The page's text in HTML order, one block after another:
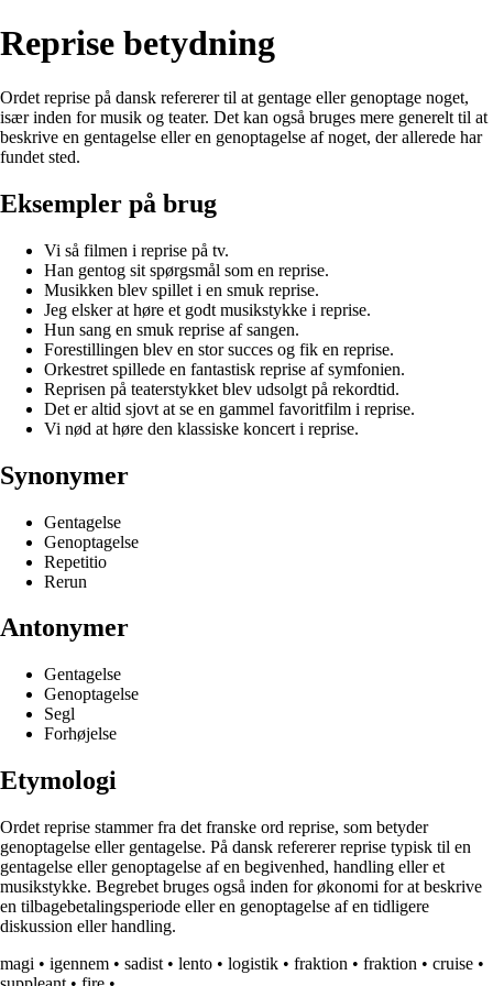
Reprise betydning
Ordet reprise på dansk refererer til at gentage eller genoptage noget,
især inden for musik og teater. Det kan også bruges mere generelt til at
beskrive en gentagelse eller en genoptagelse af noget, der allerede har
fundet sted.
Eksempler på brug
Vi så filmen i reprise på tv.
Han gentog sit spørgsmål som en reprise.
Musikken blev spillet i en smuk reprise.
Jeg elsker at høre et godt musikstykke i reprise.
Hun sang en smuk reprise af sangen.
Forestillingen blev en stor succes og fik en reprise.
Orkestret spillede en fantastisk reprise af symfonien.
Reprisen på teaterstykket blev udsolgt på rekordtid.
Det er altid sjovt at se en gammel favoritfilm i reprise.
Vi nød at høre den klassiske koncert i reprise.
Synonymer
Gentagelse
Genoptagelse
Repetitio
Rerun
Antonymer
Gentagelse
Genoptagelse
Segl
Forhøjelse
Etymologi
Ordet reprise stammer fra det franske ord reprise, som betyder
genoptagelse eller gentagelse. På dansk refererer reprise typisk til en
gentagelse eller genoptagelse af en begivenhed, handling eller et
musikstykke. Begrebet bruges også inden for økonomi for at beskrive
en tilbagebetalingsperiode eller en genoptagelse af en tidligere
diskussion eller handling.
magi • igennem • sadist • lento • logistik • fraktion • fraktion • cruise •